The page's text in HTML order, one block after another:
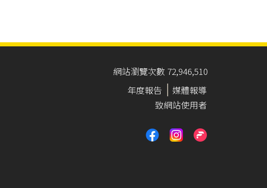
網站瀏覽次數 72,946,510
年度報告
媒體報導
致網站使用者